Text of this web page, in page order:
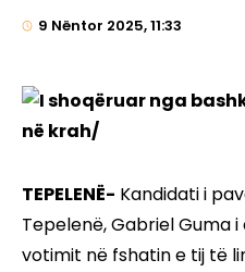
9 Nëntor 2025, 11:33
TEPELENË- Kandidati i
Tepelenë, Gabriel Guma
votimit në fshatin e tij të